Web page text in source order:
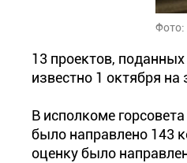
Фото:
13 проектов,
известно 1 октября на
В исполкоме
было направлено 143
оценку было